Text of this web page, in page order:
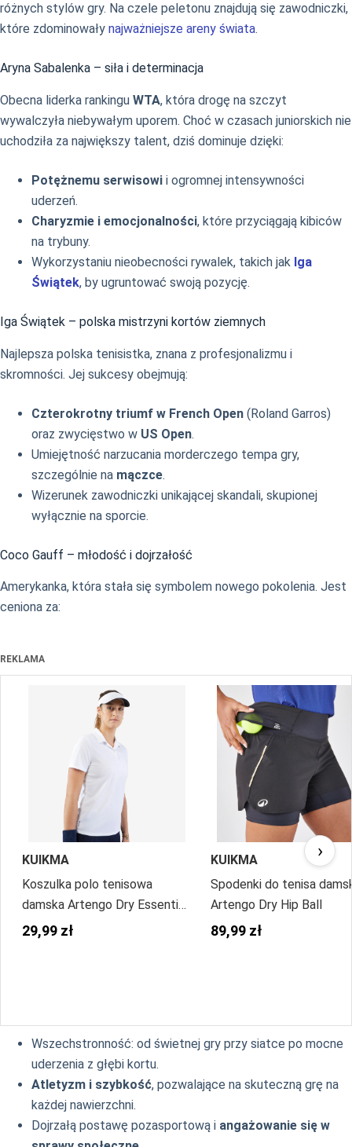
różnych stylów gry. Na czele peletonu znajdują się zawodniczki,
które zdominowały najważniejsze areny świata.
Aryna Sabalenka – siła i determinacja
Obecna liderka rankingu WTA, która drogę na szczyt
wywalczyła niebywałym uporem. Choć w czasach juniorskich nie
uchodziła za największy talent, dziś dominuje dzięki:
Potężnemu serwisowi i ogromnej intensywności
uderzeń.
Charyzmie i emocjonalności, które przyciągają kibiców
na trybuny.
Wykorzystaniu nieobecności rywalek, takich jak Iga
Świątek, by ugruntować swoją pozycję.
Iga Świątek – polska mistrzyni kortów ziemnych
Najlepsza polska tenisistka, znana z profesjonalizmu i
skromności. Jej sukcesy obejmują:
Czterokrotny triumf w French Open (Roland Garros)
oraz zwycięstwo w US Open.
Umiejętność narzucania morderczego tempa gry,
szczególnie na mączce.
Wizerunek zawodniczki unikającej skandali, skupionej
wyłącznie na sporcie.
Coco Gauff – młodość i dojrzałość
Amerykanka, która stała się symbolem nowego pokolenia. Jest
ceniona za:
REKLAMA
KUIKMA
Koszulka polo tenisowa
damska Artengo Dry Essential
100
29,99 zł
KUIKMA
Spodenki do tenisa
Artengo Dry Hip Ball
89,99 zł
›
Wszechstronność: od świetnej gry przy siatce po mocne
uderzenia z głębi kortu.
Atletyzm i szybkość, pozwalające na skuteczną grę na
każdej nawierzchni.
Dojrzałą postawę pozasportową i angażowanie się w